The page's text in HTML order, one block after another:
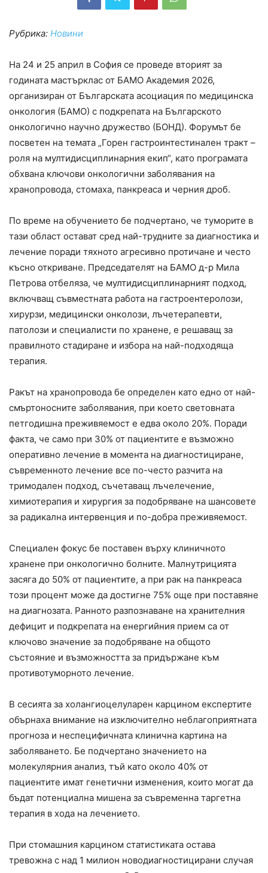
Рубрика: Новини
На 24 и 25 април в София се проведе вторият за
годината мастърклас от БАМО Академия 2026,
организиран от Българската асоциация по медицинска
онкология (БАМО) с подкрепата на Българското
онкологично научно дружество (БОНД). Форумът бе
посветен на темата „Горен гастроинтестинален тракт –
роля на мултидисциплинарния екип“, като програмата
обхвана ключови онкологични заболявания на
хранопровода, стомаха, панкреаса и черния дроб.
По време на обучението бе подчертано, че туморите в
тази област остават сред най-трудните за диагностика и
лечение поради тяхното агресивно протичане и често
късно откриване. Председателят на БАМО д-р Мила
Петрова отбеляза, че мултидисциплинарният подход,
включващ съвместната работа на гастроентеролози,
хирурзи, медицински онколози, лъчетерапевти,
патолози и специалисти по хранене, е решаващ за
правилното стадиране и избора на най-подходяща
терапия.
Ракът на хранопровода бе определен като едно от най-
смъртоносните заболявания, при което световната
петгодишна преживяемост е едва около 20%. Поради
факта, че само при 30% от пациентите е възможно
оперативно лечение в момента на диагностициране,
съвременното лечение все по-често разчита на
тримодален подход, съчетаващ лъчелечение,
химиотерапия и хирургия за подобряване на шансовете
за радикална интервенция и по-добра преживяемост.
Специален фокус бе поставен върху клиничното
хранене при онкологично болните. Малнутрицията
засяга до 50% от пациентите, а при рак на панкреаса
този процент може да достигне 75% още при поставяне
на диагнозата. Ранното разпознаване на хранителния
дефицит и подкрепата на енергийния прием са от
ключово значение за подобряване на общото
състояние и възможността за придържане към
противотуморното лечение.
В сесията за холангиоцелуларен карцином експертите
обърнаха внимание на изключително неблагоприятната
прогноза и неспецифичната клинична картина на
заболяването. Бе подчертано значението на
молекулярния анализ, тъй като около 40% от
пациентите имат генетични изменения, които могат да
бъдат потенциална мишена за съвременна таргетна
терапия в хода на лечението.
При стомашния карцином статистиката остава
тревожна с над 1 милион новодиагностицирани случая